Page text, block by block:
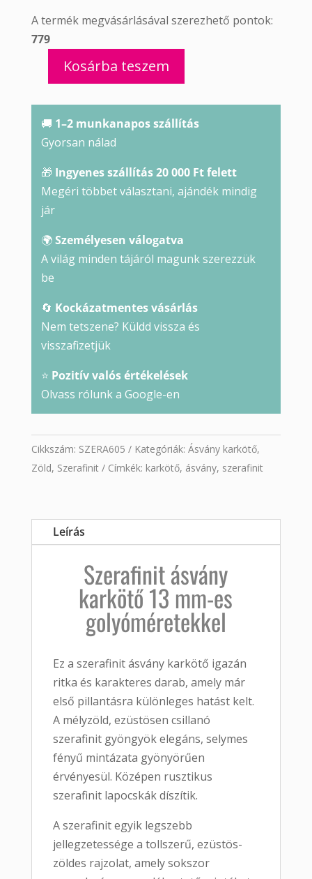
A termék megvásárlásával szerezhető pontok:
779
SzerafinitKosárba teszem
🚚 1–2 munkanapos szállítás
Gyorsan nálad
🎁 Ingyenes szállítás 20 000 Ft felett
Megéri többet választani, ajándék mindig
jár
🌍Személyesen válogatva
A világ minden tájáról magunk szerezzük
be
🔄 Kockázatmentes vásárlás
Nem tetszene? Küldd vissza és
visszafizetjük
⭐ Pozitív valós értékelések
Olvass rólunk a Google-en
Cikkszám: SZERA605 Kategóriák: Ásvány karkötő,
Zöld, Szerafinit Címkék: karkötő, ásvány, szerafinit
Leírás
Szerafinit ásvány
karkötő 13 mm-es
golyóméretekkel
Ez a szerafinit ásvány karkötő igazán
ritka és karakteres darab, amely már
első pillantásra különleges hatást kelt.
A mélyzöld, ezüstösen csillanó
szerafinit gyöngyök elegáns, selymes
fényű mintázata gyönyörűen
érvényesül. Középen rusztikus
szerafinit lapocskák díszítik.
A szerafinit egyik legszebb
jellegzetessége a tollszerű, ezüstös-
zöldes rajzolat, amely sokszor